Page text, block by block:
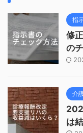
指
修
の
介
は